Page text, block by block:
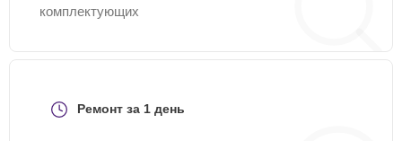
комплектующих
Ремонт за 1 день